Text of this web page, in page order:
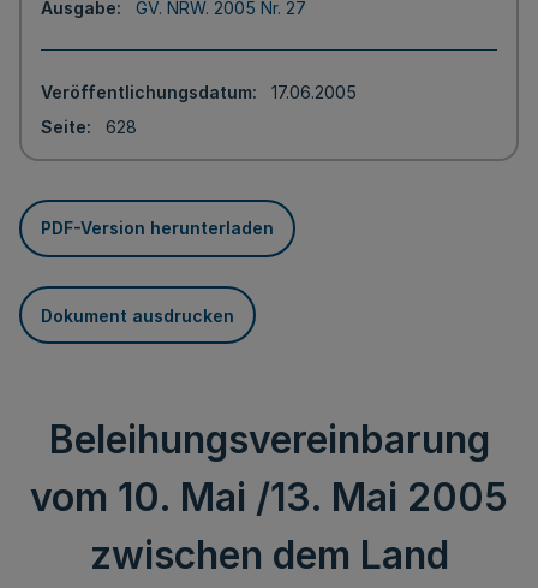
Ausgabe
GV. NRW. 2005 Nr. 27
Veröffentlichungsdatum
17.06.2005
Seite
628
PDF-Version herunterladen
Dokument ausdrucken
Beleihungsvereinbarung
vom 10. Mai /13. Mai 2005
zwischen dem Land